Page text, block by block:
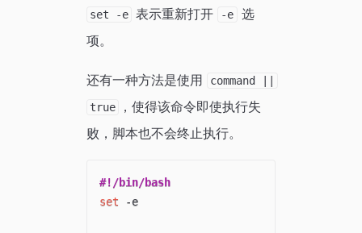
set -e 表示重新打开 -e
选
项。
还有一种方法是使用 command ||
true
，使得该命令即使执行失
败，脚本也不会终止执行。
#!/bin/bash
set -e